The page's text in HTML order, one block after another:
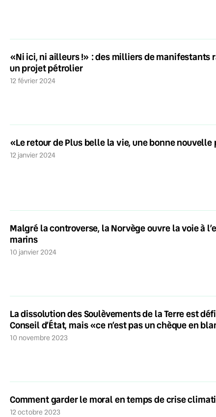
«Ni ici, ni ailleurs !» : des milliers de manifestants
un projet pétrolier
12 février 2024
«Le retour de Plus belle la vie, une bonne nouvelle
12 janvier 2024
Malgré la controverse, la Norvège ouvre la voie à
marins
10 janvier 2024
La dissolution des Soulèvements de la Terre est
Conseil d’État, mais «ce n’est pas un chèque en
10 novembre 2023
Comment garder le moral en temps de crise
12 octobre 2023